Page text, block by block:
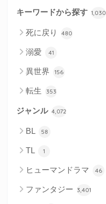
キーワードから探す 1,030
死に戻り 480
溺愛 41
異世界 156
転生 353
ジャンル 4,072
BL 58
TL 1
ヒューマンドラマ 46
ファンタジー 3,401